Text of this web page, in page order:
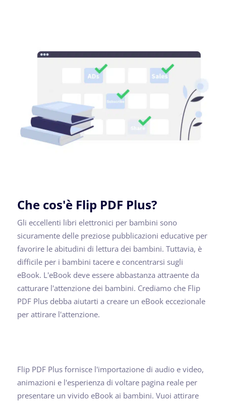
Che cos'è Flip PDF Plus?
Gli eccellenti libri elettronici per bambini sono
sicuramente delle preziose pubblicazioni educative per
favorire le abitudini di lettura dei bambini. Tuttavia, è
difficile per i bambini tacere e concentrarsi sugli
eBook. L'eBook deve essere abbastanza attraente da
catturare l'attenzione dei bambini. Crediamo che Flip
PDF Plus debba aiutarti a creare un eBook eccezionale
per attirare l'attenzione.
Flip PDF Plus fornisce l'importazione di audio e video,
animazioni e l'esperienza di voltare pagina reale per
presentare un vivido eBook ai bambini. Vuoi attirare